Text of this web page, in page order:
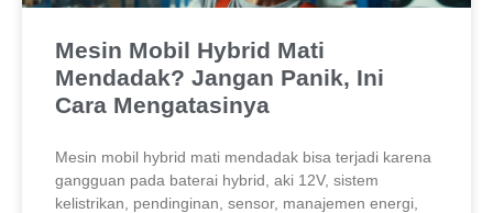
Mesin Mobil Hybrid Mati
Mendadak? Jangan Panik, Ini
Cara Mengatasinya
Mesin mobil hybrid mati mendadak bisa terjadi karena
gangguan pada baterai hybrid, aki 12V, sistem
kelistrikan, pendinginan, sensor, manajemen energi,